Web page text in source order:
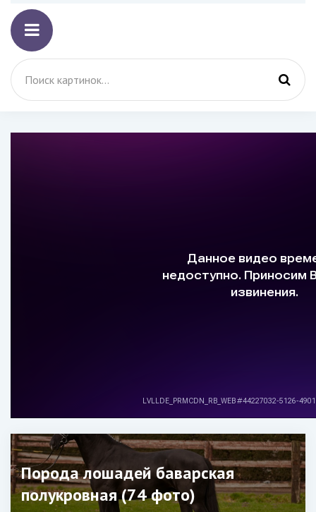
Порода лошадей баварская
полукровная (74 фото)